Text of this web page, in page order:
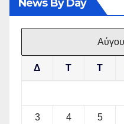
News By Day
Δ Τ Τ
3 4 5